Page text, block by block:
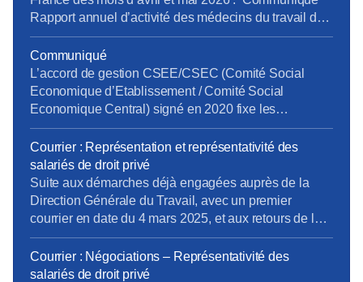
Rapport annuel d’activité des médecins du travail de
la DO IDF pour 2025 Bilan Plan de Développement
des Compétences 2025 pour la DO IDF Approbation
des comptes annuels du CSEE DO IDF pour 2025
Retour d’expérience sur le projet […]
Communiqué
L’accord de gestion CSEE/CSEC (Comité Social
Economique d’Etablissement / Comité Social
Economique Central) signé en 2020 fixe les
prestations, les services et leur financement entre le
CSEE et le CSEC. Chaque année, les CSEE versent
au CSEC 20,25% de leur budget pour la gestion des
activités (prestations enfance, solidarité, retraites,
gestion des comptes salarié, etc.…). Cet […]
Courrier : Représentation et représentativité des
salariés de droit privé
Suite aux démarches déjà engagées auprès de la
Direction Générale du Travail, avec un premier
courrier en date du 4 mars 2025, et aux retours de la
Direction Générale du Travail, la CFE-CGC Orange a
transmis un nouveau courrier. Rappel du contexte :
Depuis la privatisation d’Orange en 2004, l’entreprise
Courrier : Négociations – Représentativité des
salariés de droit privé